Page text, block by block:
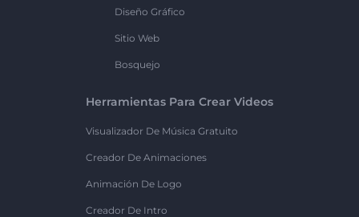
Diseño Gráfico
Sitio Web
Bosquejo
Herramientas Para Crear Videos
Visualizador De Música Gratuito
Creador De Animaciones
Animación De Logo
Creador De Intro